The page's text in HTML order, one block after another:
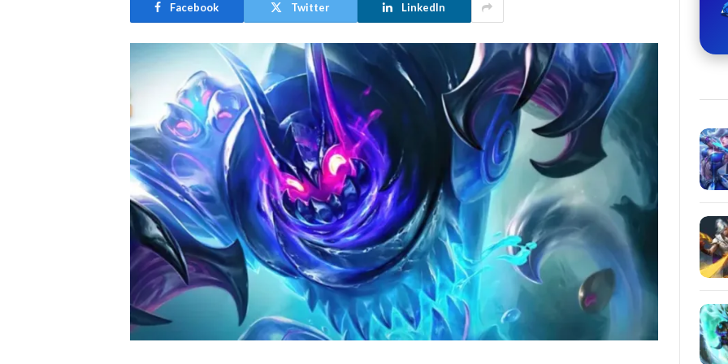
Facebook Twitter LinkedIn